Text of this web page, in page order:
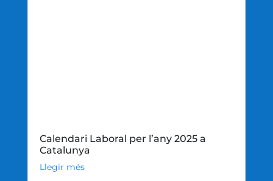
Calendari Laboral per l’any 2025 a
Catalunya
Llegir més